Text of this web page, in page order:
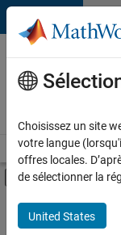
Passer au contenu
Votre
carrière
chez
Accueil Explorer
Activer/
Contenu principal
FILTRER PAR
Programme destiné aux
Choisissez un site
votre langue
offres locales.
de sélectionner la
United States